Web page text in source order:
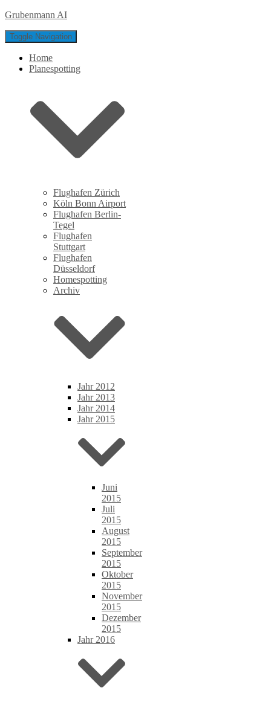
Grubenmann AI
Toggle Navigation
Home
Planespotting
Flughafen Zürich
Köln Bonn Airport
Flughafen Berlin-
Tegel
Flughafen
Stuttgart
Flughafen
Düsseldorf
Homespotting
Archiv
Jahr 2012
Jahr 2013
Jahr 2014
Jahr 2015
Juni
2015
Juli
2015
August
2015
September
2015
Oktober
2015
November
2015
Dezember
2015
Jahr 2016